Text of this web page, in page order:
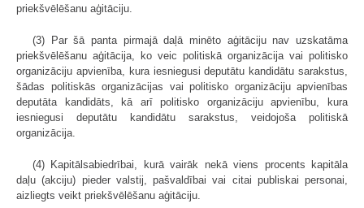
priekšvēlēšanu aģitāciju.
(3) Par šā panta pirmajā daļā minēto aģitāciju nav uzskatāma
priekšvēlēšanu aģitācija, ko veic politiskā organizācija vai politisko
organizāciju apvienība, kura iesniegusi deputātu kandidātu sarakstus,
šādas politiskās organizācijas vai politisko organizāciju apvienības
deputāta kandidāts, kā arī politisko organizāciju apvienību, kura
iesniegusi deputātu kandidātu sarakstus, veidojoša politiskā
organizācija.
(4) Kapitālsabiedrībai, kurā vairāk nekā viens procents kapitāla
daļu (akciju) pieder valstij, pašvaldībai vai citai publiskai personai,
aizliegts veikt priekšvēlēšanu aģitāciju.